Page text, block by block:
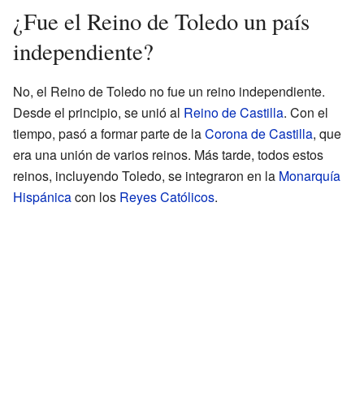
¿Fue el Reino de Toledo un país
independiente?
No, el Reino de Toledo no fue un reino independiente.
Desde el principio, se unió al Reino de Castilla. Con el
tiempo, pasó a formar parte de laCorona de Castilla, que
era una unión de varios reinos. Más tarde, todos estos
reinos, incluyendo Toledo, se integraron en la Monarquía
Hispánicacon los Reyes Católicos.